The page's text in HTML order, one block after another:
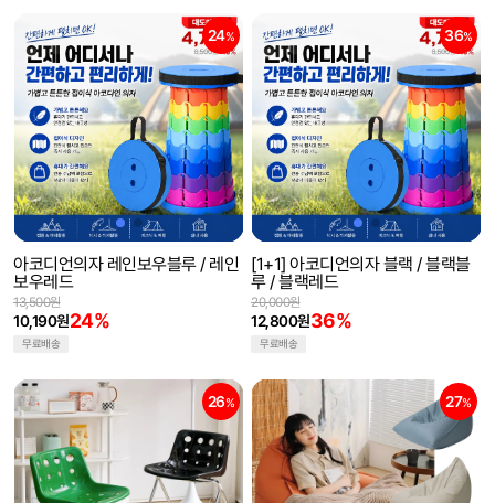
24%
아코디언의자 레인보우블루 / 레인
보우레드
10,190원24%
13,500원
무료배송
36%
[1+1] 아코디언의자 블랙 / 블랙블
루 / 블랙레드
12,800원36%
20,000원
무료배송
26% 27%